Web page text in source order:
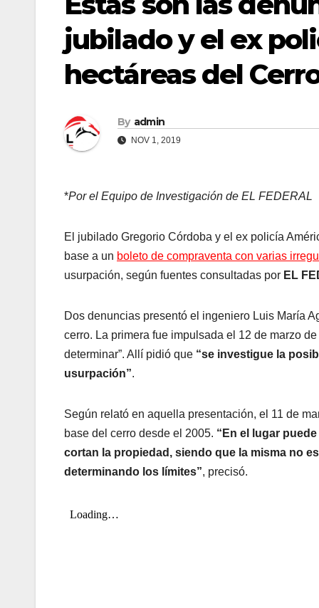
jubilado y el ex
hectáreas del
By admin
NOV 1, 2019
*Por el Equipo de Investigación de EL FEDERAL
El jubilado Gregorio Córdoba y el ex policía
base a un boleto de compraventa con varias
usurpación, según fuentes consultadas por EL
Dos denuncias presentó el ingeniero Luis María
cerro. La primera fue impulsada el 12 de marzo
determinar”. Allí pidió que “se investigue la
usurpación”.
Según relató en aquella presentación, el 11 de
base del cerro desde el 2005. “En el lugar
cortan la propiedad, siendo que la misma no
determinando los límites”, precisó.